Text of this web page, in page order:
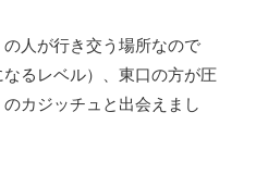
人が行き交う場所なので
なるレベル）、東口の方が圧
カジッチュと出会えまし